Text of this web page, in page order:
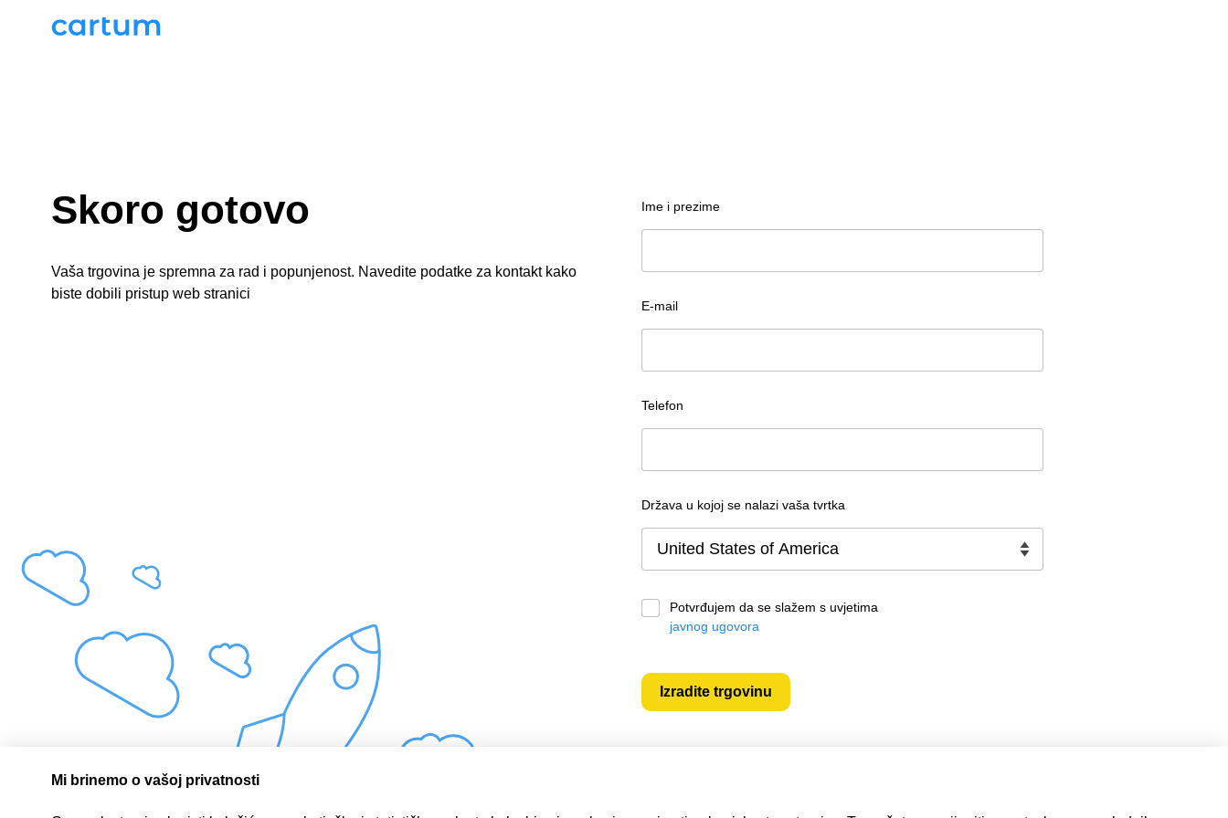
Skoro gotovo
Vaša trgovina je spremna za rad i popunjenost. Navedite podatke za kontakt kako
biste dobili pristup web stranici
Ime i prezime
E-mail
Telefon
Država u kojoj se nalazi vaša tvrtka
Potvrđujem da se slažem s uvjetima
javnog ugovora
Izradite trgovinu
Mi brinemo o vašoj privatnosti